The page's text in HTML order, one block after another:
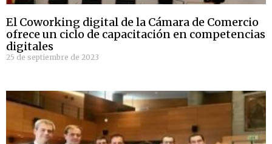
El Coworking digital de la Cámara de Comercio
ofrece un ciclo de capacitación en competencias
digitales
25 de septiembre de 2023